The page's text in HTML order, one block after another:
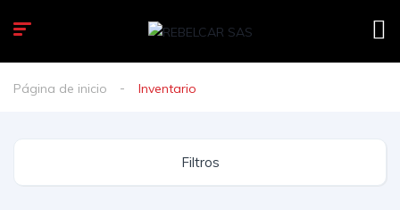
Página de inicio Inventario
Filtros